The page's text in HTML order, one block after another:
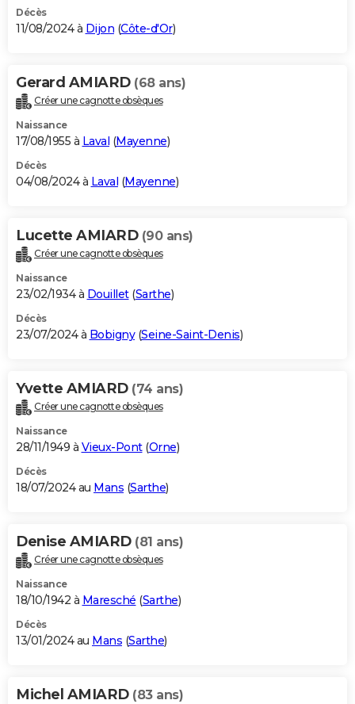
Décès
11/08/2024 à Dijon (Côte-d'Or)
Gerard AMIARD (68 ans)
Créer une cagnotte obsèques
Naissance
17/08/1955 à Laval (Mayenne)
Décès
04/08/2024 à Laval (Mayenne)
Lucette AMIARD (90 ans)
Créer une cagnotte obsèques
Naissance
23/02/1934 à Douillet(Sarthe)
Décès
23/07/2024 à Bobigny(Seine-Saint-Denis)
Yvette AMIARD (74 ans)
Créer une cagnotte obsèques
Naissance
28/11/1949 à Vieux-Pont(Orne)
Décès
18/07/2024 au Mans (Sarthe)
Denise AMIARD (81 ans)
Créer une cagnotte obsèques
Naissance
18/10/1942 à Maresché (Sarthe)
Décès
13/01/2024 au Mans (Sarthe)
Michel AMIARD (83 ans)